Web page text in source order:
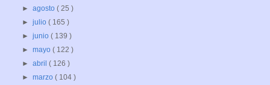
►agosto( 25 )
►julio( 165 )
►junio( 139 )
►mayo( 122 )
►abril( 126 )
►marzo( 104 )